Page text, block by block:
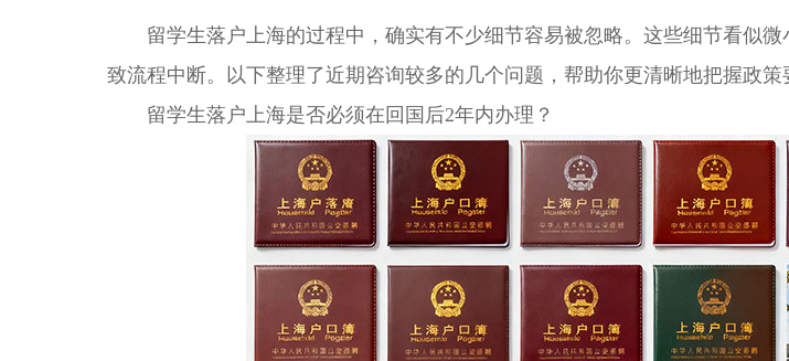
留学生落户上海的过程中，确实有不少细节容易被忽略。这些细节看似微
致流程中断。以下整理了近期咨询较多的几个问题，帮助你更清晰地把握政策
留学生落户上海是否必须在回国后2年内办理？